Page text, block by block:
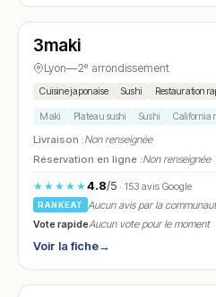
N° 13
3maki
Lyon—2ᵉ arrondissement
Cuisine japonaise Sushi Restauration
Maki Plateau sushi Sushi California
Livraison :Non renseignée
Réservation en ligne :Non renseignée
★★★★★4.8/5· 153 avis Google
RANKEAT
Aucun avis par la
Vote rapideAucun vote pour le moment
Voir la fiche→